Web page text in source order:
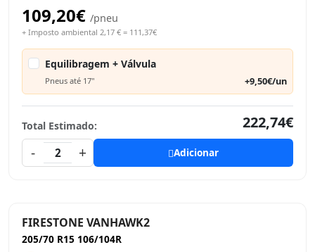
109,20€ /pneu
+ Imposto ambiental 2,17 € = 111,37€
Equilibragem + Válvula
Pneus até 17" +9,50€/un
Total Estimado:
222,74€
-
2 + Adicionar
FIRESTONE VANHAWK2
205/70 R15 106/104R